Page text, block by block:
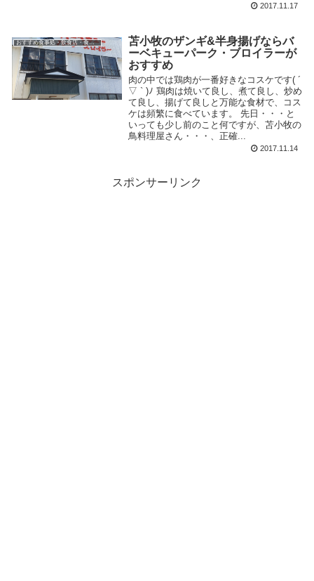
2017.11.17
おすすめ食事処・飲食店・食べ物
苫小牧のザンギ&半身揚げならバ
ーベキューパーク・ブロイラーが
おすすめ
肉の中では鶏肉が一番好きなコスケです( ´
▽ ` )ﾉ 鶏肉は焼いて良し、煮て良し、炒め
て良し、揚げて良しと万能な食材で、コス
ケは頻繁に食べています。 先日・・・と
いっても少し前のこと何ですが、苫小牧の
鳥料理屋さん・・・、正確...
2017.11.14
スポンサーリンク